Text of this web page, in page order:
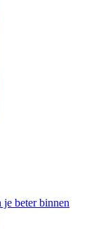
beter binnen